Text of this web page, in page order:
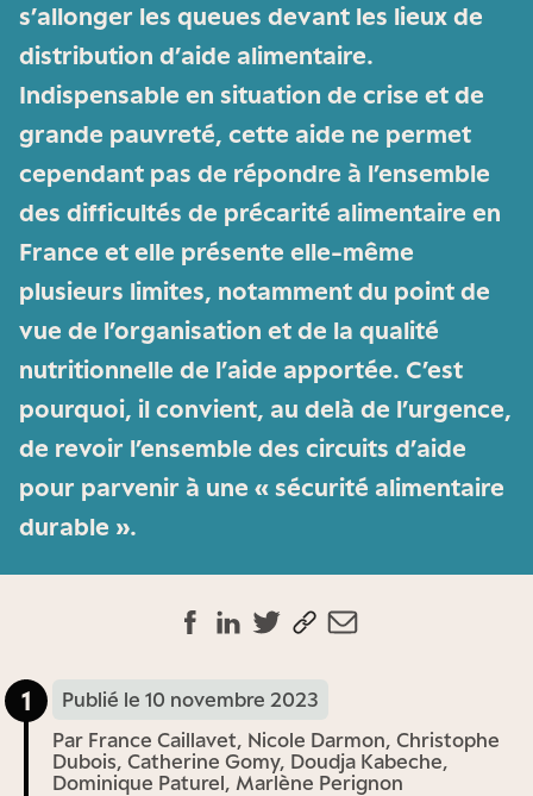
s’allonger les queues devant les lieux de
distribution d’aide alimentaire.
Indispensable en situation de crise et de
grande pauvreté, cette aide ne permet
cependant pas de répondre à l’ensemble
des difficultés de précarité alimentaire en
France et elle présente elle-même
plusieurs limites, notamment du point de
vue de l’organisation et de la qualité
nutritionnelle de l’aide apportée. C’est
pourquoi, il convient, au delà de l’urgence,
de revoir l’ensemble des circuits d’aide
pour parvenir à une « sécurité alimentaire
durable ».
1
Publié le 10 novembre 2023
Par France Caillavet, Nicole Darmon, Christophe
Dubois, Catherine Gomy, Doudja Kabeche,
Dominique Paturel, Marlène Perignon